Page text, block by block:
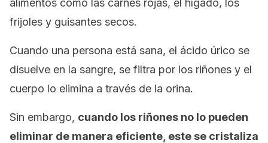
alimentos como las carnes rojas, el hígado, los
frijoles y guisantes secos.
Cuando una persona está sana, el ácido úrico se
disuelve en la sangre, se filtra por los riñones y el
cuerpo lo elimina a través de la orina.
Sin embargo, cuando los riñones no lo pueden
eliminar de manera eficiente, este se cristaliza